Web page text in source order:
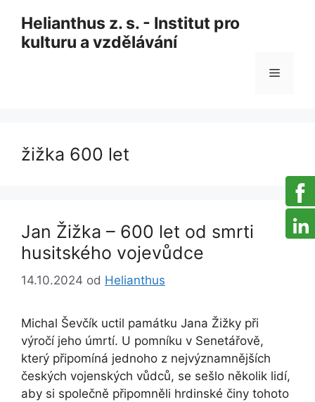
content
Helianthus z. s. - Institut pro
kulturu a vzdělávání
Menu
žižka 600 let
Jan Žižka – 600 let od smrti
husitského vojevůdce
14.10.2024 od Helianthus
Michal Ševčík uctil památku Jana Žižky při
výročí jeho úmrtí. U pomníku v Senetářově,
který připomíná jednoho z nejvýznamnějších
českých vojenských vůdců, se sešlo několik lidí,
aby si společně připomněli hrdinské činy tohoto